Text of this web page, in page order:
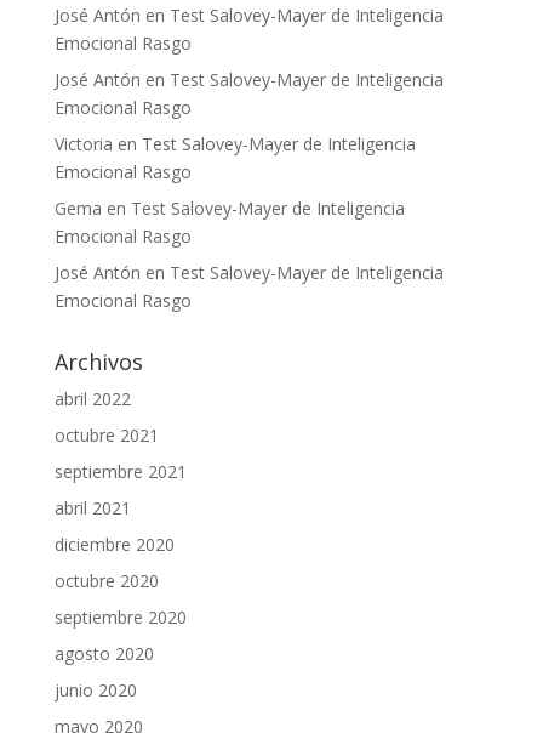
José Antón en Test Salovey-Mayer de Inteligencia
Emocional Rasgo
José Antón en Test Salovey-Mayer de Inteligencia
Emocional Rasgo
Victoria en Test Salovey-Mayer de Inteligencia
Emocional Rasgo
Gema en Test Salovey-Mayer de Inteligencia
Emocional Rasgo
José Antón en Test Salovey-Mayer de Inteligencia
Emocional Rasgo
Archivos
abril 2022
octubre 2021
septiembre 2021
abril 2021
diciembre 2020
octubre 2020
septiembre 2020
agosto 2020
junio 2020
mayo 2020